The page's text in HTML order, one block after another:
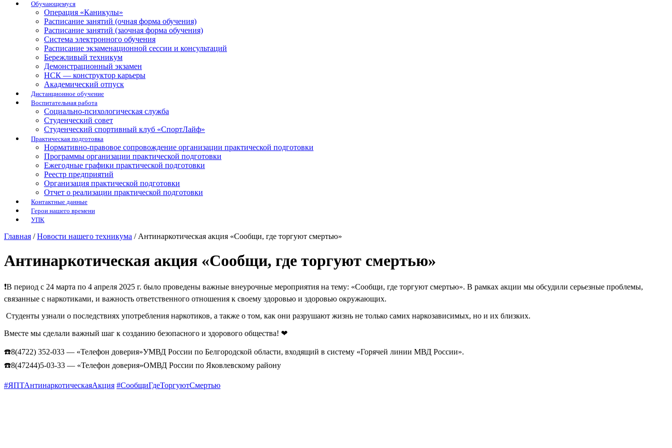
Обучающемуся
Операция «Каникулы»
Расписание занятий (очная форма обучения)
Расписание занятий (заочная форма обучения)
Система электронного обучения
Расписание экзаменационной сессии и консультаций
Бережливый техникум
Демонстрационный экзамен
НСК — конструктор карьеры
Академический отпуск
Дистанционное обучение
Воспитательная работа
Социально-психологическая служба
Студенческий совет
Студенческий спортивный клуб «СпортЛайф»
Практическая подготовка
Нормативно-правовое сопровождение организации практической подготовки
Программы организации практической подготовки
Ежегодные графики практической подготовки
Реестр предприятий
Организация практической подготовки
Отчет о реализации практической подготовки
Контактные данные
Герои нашего времени
УПК
Главная /Новости нашего техникума / Антинаркотическая акция «Сообщи, где торгуют смертью»
Антинаркотическая акция «Сообщи, где торгуют смертью»
❗️В период с 24 марта по 4 апреля 2025 г. было проведены важные внеурочные мероприятия на тему: «Сообщи, где торгуют смертью». В рамках акции мы обсудили серьезные проблемы,
связанные с наркотиками, и важность ответственного отношения к своему здоровью и здоровью окружающих.
‍ Студенты узнали о последствиях употребления наркотиков, а также о том, как они разрушают жизнь не только самих наркозависимых, но и их близких.
Вместе мы сделали важный шаг к созданию безопасного и здорового общества! ❤
☎️8(4722) 352-033 — «Телефон доверия»УМВД России по Белгородской области, входящий в систему «Горячей линии МВД России».
☎️8(47244)5-03-33 — «Телефон доверия»ОМВД России по Яковлевскому району
#ЯПТАнтинаркотическаяАкция #СообщиГдеТоргуютСмертью